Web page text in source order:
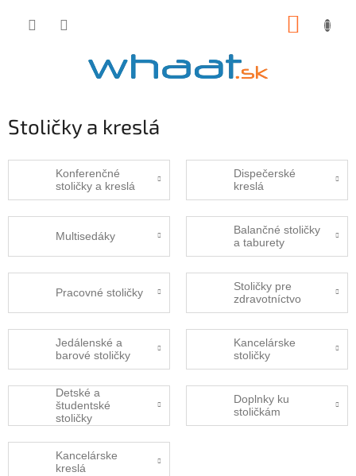
Stoličky a kreslá
Konferenčné
stoličky a kreslá
Dispečerské
kreslá
Multisedáky
Balančné stoličky
a taburety
Pracovné stoličky
Stoličky pre
zdravotníctvo
Jedálenské a
barové stoličky
Kancelárske
stoličky
Detské a
študentské
stoličky
Doplnky ku
stoličkám
Kancelárske
kreslá